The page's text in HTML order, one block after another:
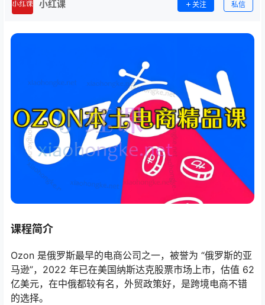
小红课 关注 私信
课程简介
Ozon 是俄罗斯最早的电商公司之一，被誉为 “俄罗斯的亚
马逊”，2022 年已在美国纳斯达克股票市场上市，估值 62
亿美元，在中俄都较有名，外贸政策好，是跨境电商不错
的选择。